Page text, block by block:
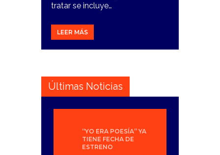
tratar se incluye…
LEER MÁS
Últimas Noticias
“YO ERA POESÍA” YA
TIENE FECHA DE
ESTRENO